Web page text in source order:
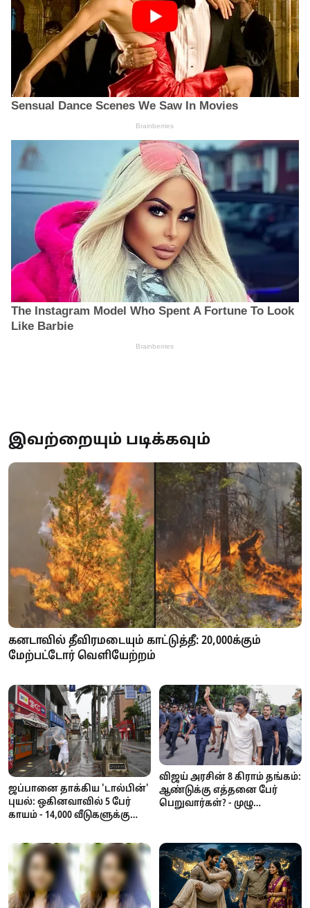
இவற்றையும் படிக்கவும்
கனடாவில் தீவிரமடையும் காட்டுத்தீ: 20,000க்கும்
மேற்பட்டோர் வெளியேற்றம்
ஜப்பானை தாக்கிய 'டால்பின்'
புயல்: ஒகினவாவில் 5 பேர்
காயம் - 14,000 வீடுகளுக்கு
நகரும் புயல்
விஜய் அரசின் 8 கிராம் தங்கம்:
ஆண்டுக்கு எத்தனை பேர்
பெறுவார்கள்? - முழு